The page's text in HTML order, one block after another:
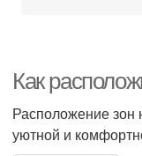
Как
Расположение зон
уютной и